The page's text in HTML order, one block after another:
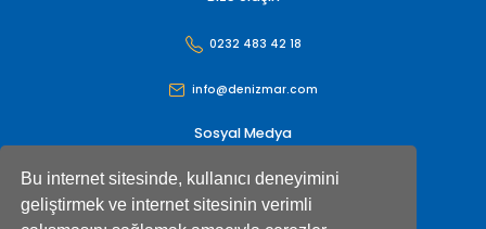
Bu internet sitesinde, kullanıcı deneyimini
geliştirmek ve internet sitesinin verimli
0232 483 42 18
info@denizmar.com
Sosyal Medya